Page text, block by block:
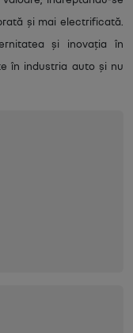
și mai electrificată.
și inovația în
în industria auto și nu